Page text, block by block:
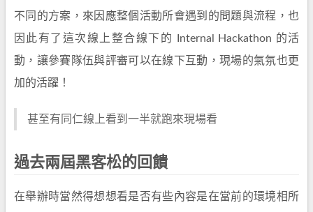
不同的方案，來因應整個活動所會遇到的問題與流程，也
因此有了這次線上整合線下的 Internal Hackathon 的活
動，讓參賽隊伍與評審可以在線下互動，現場的氣氛也更
加的活躍！
甚至有同仁線上看到一半就跑來現場看
過去兩屆黑客松的回饋
在舉辦時當然得想想看是否有些內容是在當前的環境相所